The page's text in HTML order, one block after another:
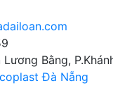
Bằng,
Đà Nẵng